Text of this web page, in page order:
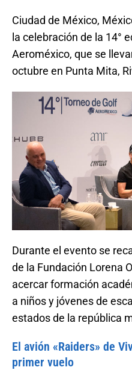
Ciudad de México,
la celebración de la 14°
Aeroméxico, que se
octubre en Punta Mita,
Durante el evento se
de la Fundación Lorena
acercar formación
a niños y jóvenes de
estados de la república
El avión «Raiders» de
primer vuelo